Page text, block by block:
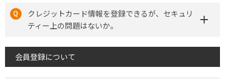
クレジットカード情報を登録できるが、セキュリ
ティー上の問題はないか。
会員登録について